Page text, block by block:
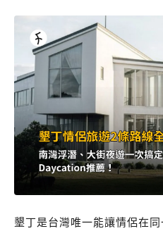
墾丁是台灣唯一能讓情侶在